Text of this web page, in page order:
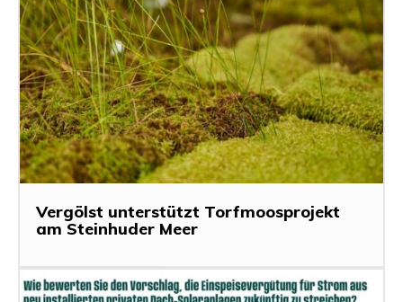
Vergölst unterstützt Torfmoosprojekt
am Steinhuder Meer